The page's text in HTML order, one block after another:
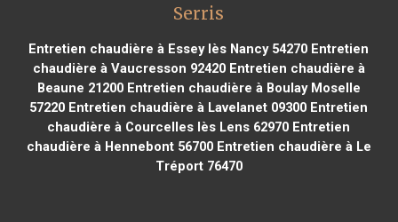
Serris
Entretien chaudière à Essey lès Nancy 54270 Entretien
chaudière à Vaucresson 92420Entretien chaudière à
Beaune 21200Entretien chaudière à Boulay Moselle
57220 Entretien chaudière à Lavelanet 09300 Entretien
chaudière à Courcelles lès Lens 62970 Entretien
chaudière à Hennebont 56700Entretien chaudière à Le
Tréport 76470